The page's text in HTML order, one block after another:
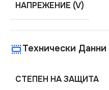
НАПРЕЖЕНИЕ (V)
Технически Данни
СТЕПЕН НА ЗАЩИТА